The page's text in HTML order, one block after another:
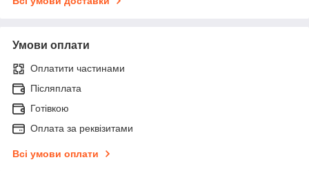
Умови оплати
Оплатити частинами
Післяплата
Готівкою
Оплата за реквізитами
Всі умови оплати